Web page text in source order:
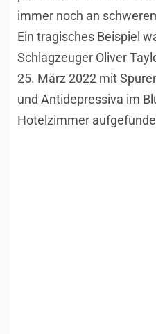
immer noch an
Ein tragisches Beispiel
Schlagzeuger Oliver
25. März 2022 mit
und Antidepressiva im
Hotelzimmer